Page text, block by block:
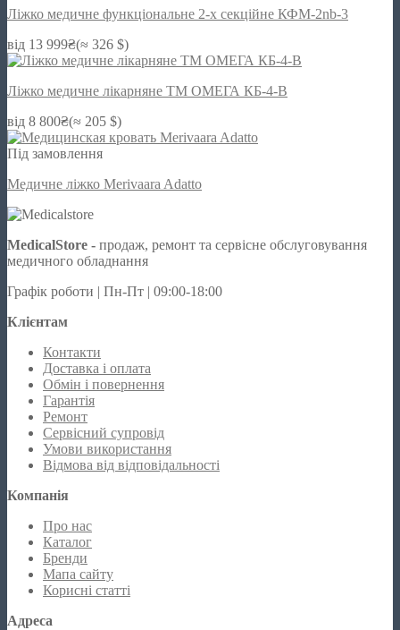
Ліжко медичне функціональне 2-х секційне КФМ-2nb-3
від 13 999₴(≈ 326 $)
Ліжко медичне лікарняне ТМ ОМЕГА КБ-4-B
від 8 800₴(≈ 205 $)
Під замовлення
Медичне ліжко Merivaara Adatto
MedicalStore - продаж, ремонт та сервісне обслуговування
медичного обладнання
Графік роботи | Пн-Пт | 09:00-18:00
Клієнтам
Контакти
Доставка і оплата
Обмін і повернення
Гарантія
Ремонт
Сервісний супровід
Умови використання
Відмова від відповідальності
Компанія
Про нас
Каталог
Бренди
Мапа сайту
Корисні статті
Адреса